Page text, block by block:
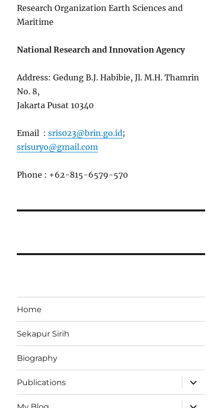
Research Organization Earth Sciences and
Maritime
National Research and Innovation Agency
Address: Gedung B.J. Habibie, Jl. M.H. Thamrin
No. 8,
Jakarta Pusat 10340
Email :sris023@brin.go.id;
srisuryo@gmail.com
Phone : +62-815-6579-570
Home
Sekapur Sirih
Biography
Publications
expand
child
menu
expand